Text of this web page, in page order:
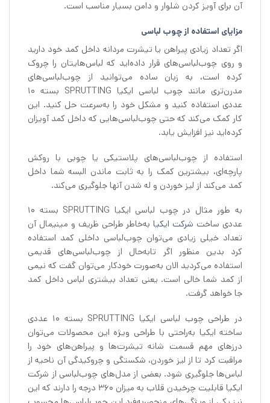
آن برای آویز کردن شلوار و دامن بسیار مناسب است.
مزایای استفاده از چوب لباسی
اگر تعداد زیادی پیراهن یا تیشرت مردانه داخل کمد خود دارید
و روی چوب‌لباسی‌های قرار داده‌اید که لباس‌هایتان را چروک
کرده است، به زبان ساده می‌توانید از چوب‌لباسی‌های
مدرن‌تری مانند چوب لباسی ایکیا SPRUTTING بسته 10
عددی استفاده کنید و مشکل خود را به‌سرعت حل کنید. این
کار کمک می‌کند که حتی چوب‌لباسی‌هایی که داخل کمد آویزان
کرده‌اید نیز افزایش یابد.
استفاده از چوب‌لباسی‌های پلاستیکی یا چوبی با روکش
پارچه‌ای، بیشترین کمک را به ثابت ماندن البسه شما داخل
کمد می‌کند از لیز خوردن و له شدن آنها جلوگیری می‌کند.
به طور مثال در چوب لباسی ایکیا SPRUTTING بسته 10
عددی ساخت شرکت ایکیابه‌خاطر طراحی ظریف و مینیمال آن
تعداد خیلی زیادی می‌توان چوب‌لباسی داخلی کمد استفاده
کرد بدین منظور اگر تابه‌حال از چوب‌لباسی‌های قدیمی
استفاده می‌کردید الان به‌صورت خودکار می‌توان گفت که نیمی
از کمد شما خالی است. یعنی تعداد بیشتری لباس داخل کمد
جا خواهد گرفت.
در طراحی چوب لباسی ایکیا SPRUTTING بسته 10 عددی
ساخته ایکیا به‌راحتی با طراحی ویژه این محصولات می‌توان
درزهای مهم قسمت شانه تیشرت‌ها و پیراهن‌های خود را
مراقبت کرد تا از لیز خوردن، شکستگی و چروکیدگی آن ناحیه از
لباس‌ها جلوگیری شود. بعضی از مدل‌های چوب‌لباسی از شرکت
ایکیا قابلیت چرخیدن قلاب به میزان ۳۶۰ درجه را دارند که این